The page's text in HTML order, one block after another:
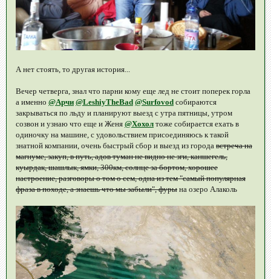
А нет стоять, то другая история...
Вечер четверга, знал что парни кому еще лед не стоит поперек горла
а именно @Арчи @LeshiyTheBad @Surfovod собираются
закрываться по льду и планируют выезд с утра пятницы, утром
созвон и узнаю что еще и Женя @Хохол тоже собирается ехать в
одиночку на машине, с удовольствием присоединяюсь к такой
знатной компании, очень быстрый сбор и выезд из города встреча на
магнуме, закуп, в путь, адов туман не видно не зги, каншегель,
куырдак, шашлык, ямки, 300км, солнце за бортом, хорошее
настроение, разговоры о том о сем, одна из тем "самый популярная
фраза в походе, а знаешь что мы забыли", фуры на озеро Алаколь